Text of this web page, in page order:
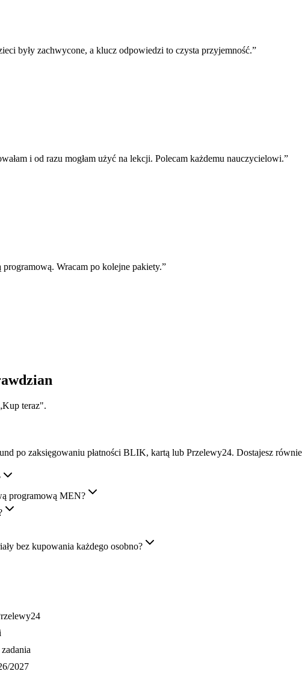
były zachwycone, a klucz odpowiedzi to czysta przyjemność.”
i od razu mogłam użyć na lekcji. Polecam każdemu nauczycielowi.”
Wracam po kolejne pakiety.”
teraz".
po zaksięgowaniu płatności BLIK, kartą lub Przelewy24. Dostajesz
programową MEN?
bez kupowania każdego osobno?
/2027